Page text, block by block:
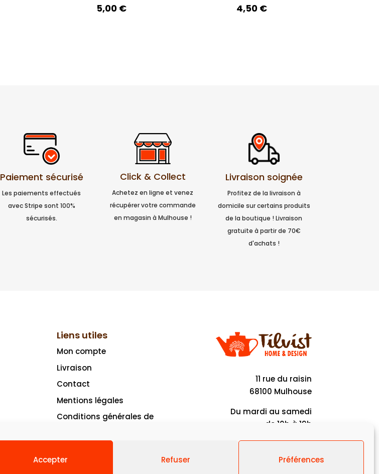
Accepter Refuser Préférences
5,00 € 4,50 €
Paiement sécurisé
Les paiements effectués
avec Stripe sont 100%
sécurisés.
Click & Collect
Achetez en ligne et venez
récupérer votre commande
en magasin à Mulhouse !
Livraison soignée
Profitez de la livraison à
domicile sur certains produits
de la boutique ! Livraison
gratuite à partir de 70€
d'achats !
Liens utiles
Mon compte
Livraison
Contact
Mentions légales
Conditions générales de
11 rue du raisin
68100 Mulhouse
Du mardi au samedi
de 10h à 19h